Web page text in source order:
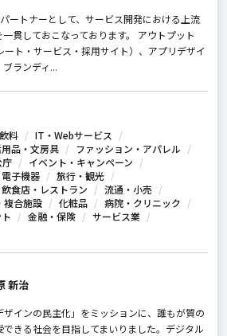
ートナーとして、サービス開発における上流
貫しておこなっております。 アウトプット
ト・サービス・採用サイト）、アプリデザイ
ランディ...
料
IT・Webサービス
品・文房具
ファッション・アパレル
庁
イベント・キャンペーン
子機器
旅行・観光
飲食店・レストラン
流通・小売
複合施設
化粧品
病院・クリニック
金融・保険
サービス業
新治
インの民主化」をミッションに、誰もが質の
きる社会を目指してまいりました。デジタル